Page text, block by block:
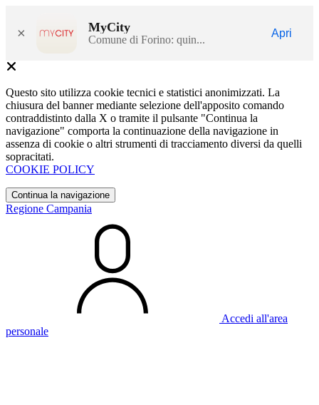
× MyCity
Comune di Forino: quin...
Apri
Questo sito utilizza cookie tecnici e statistici anonimizzati. La
chiusura del banner mediante selezione dell'apposito comando
contraddistinto dalla X o tramite il pulsante "Continua la
navigazione" comporta la continuazione della navigazione in
assenza di cookie o altri strumenti di tracciamento diversi da quelli
sopracitati.
COOKIE POLICY
Continua la navigazione
Regione Campania
Accedi all'area
personale